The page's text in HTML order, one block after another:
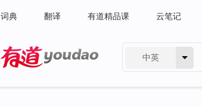
词典 翻译 有道精品课 云笔记
中英